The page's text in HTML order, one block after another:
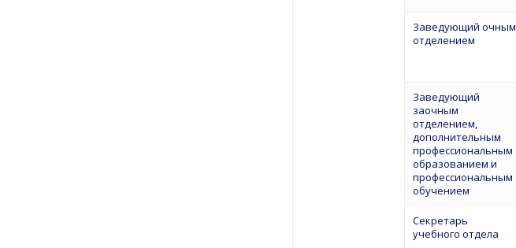
Заведующий очным
отделением
Заведующий
заочным
отделением,
дополнительным
профессиональным
образованием и
профессиональным
обучением
Секретарь
учебного отдела